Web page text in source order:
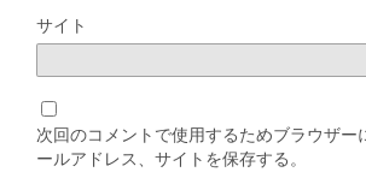
サイト
次回のコメントで使用するためブラウザー
ールアドレス、サイトを保存する。